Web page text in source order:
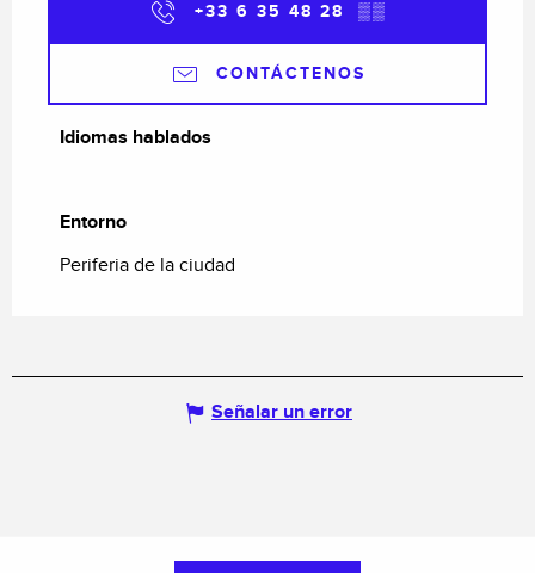
+33 6 35 48 28 ▒▒
CONTÁCTENOS
Idiomas hablados
Idiomas hablados
Entorno
Entorno
Periferia de la ciudad
Señalar un error